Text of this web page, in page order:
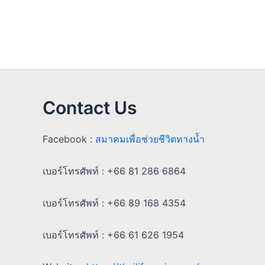
Contact Us
Facebook : สมาคมเพื่อช่วยชีวิตทางน้ำ
เบอร์โทรศัพท์ : +66 81 286 6864
เบอร์โทรศัพท์ : +66 89 168 4354
เบอร์โทรศัพท์ : +66 61 626 1954